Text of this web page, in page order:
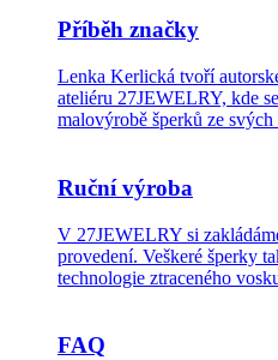
Příběh značky
Lenka Kerlická tvoří
ateliéru 27JEWELRY, kde
malovýrobě šperků ze
Ruční výroba
V 27JEWELRY si
provedení. Veškeré šperky
technologie ztraceného
FAQ